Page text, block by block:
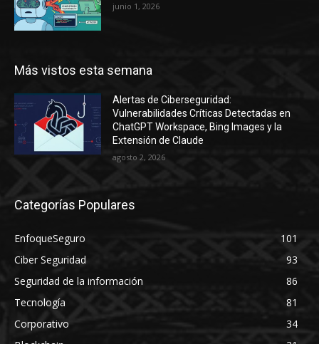
junio 1, 2026
Más vistos esta semana
Alertas de Ciberseguridad:
Vulnerabilidades Críticas Detectadas en
ChatGPT Workspace, Bing Images y la
Extensión de Claude
agosto 2, 2026
Categorías Populares
EnfoqueSeguro
101
Ciber Seguridad
93
Seguridad de la información
86
Tecnología
81
Corporativo
34